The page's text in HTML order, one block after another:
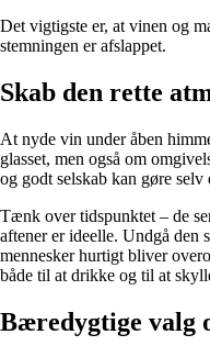
Det vigtigste er, at vinen og
stemningen er afslappet.
Skab den rette
At nyde vin under åben
glasset, men også om
og godt selskab kan gøre
Tænk over tidspunktet – de
aftener er ideelle. Undgå den
mennesker hurtigt bliver
både til at drikke og til at
Bæredygtige valg